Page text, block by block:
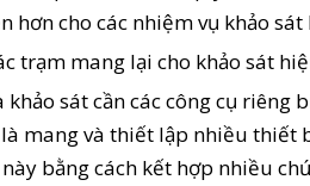
hơn cho các nhiệm vụ khảo sát
trạm mang lại cho khảo sát
khảo sát cần các công cụ riêng
mang và thiết lập nhiều thiết
bằng cách kết hợp nhiều